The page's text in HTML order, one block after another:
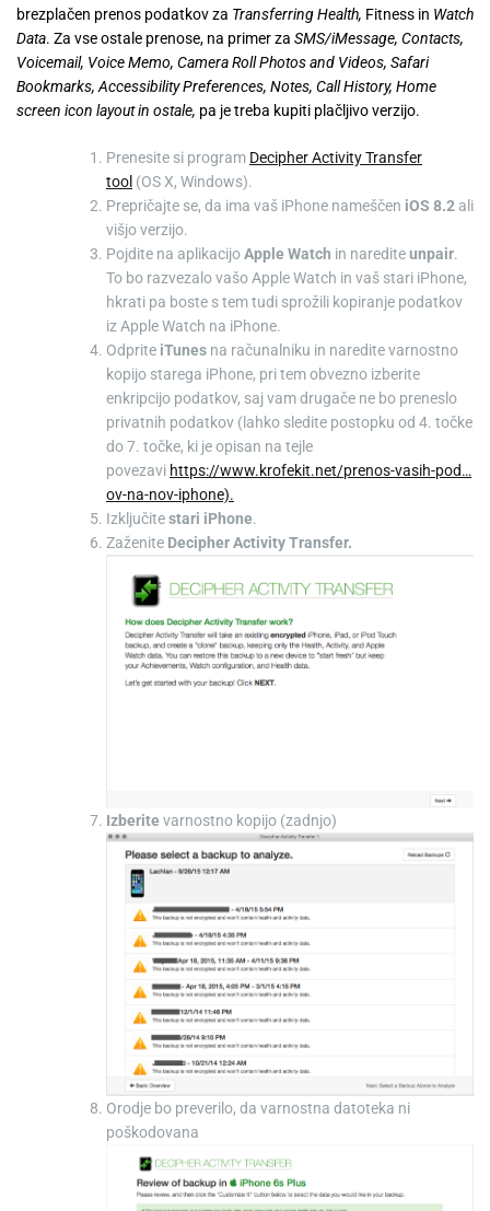
brezplačen prenos podatkov za Transferring Health, Fitness in Watch
Data. Za vse ostale prenose, na primer za SMS/iMessage, Contacts,
Voicemail, Voice Memo, Camera Roll Photos and Videos, Safari
Bookmarks, Accessibility Preferences, Notes, Call History, Home
screen icon layout in ostale, pa je treba kupiti plačljivo verzijo.
Prenesite si program Decipher Activity Transfer
tool (OS X, Windows).
Prepričajte se, da ima vaš iPhone nameščen iOS 8.2 ali
višjo verzijo.
Pojdite na aplikacijoApple Watch in narediteunpair.
To bo razvezalo vašo Apple Watch in vaš stari iPhone,
hkrati pa boste s tem tudi sprožili kopiranje podatkov
iz Apple Watch na iPhone.
Odprite iTunes na računalniku in naredite varnostno
kopijo starega iPhone, pri tem obvezno izberite
enkripcijo podatkov, saj vam drugače ne bo preneslo
privatnih podatkov (lahko sledite postopku od 4. točke
do 7. točke, ki je opisan na tejle
povezavi https://www.krofekit.net/prenos-vasih-pod…
ov-na-nov-iphone).
Izključitestari iPhone.
Zaženite Decipher Activity Transfer.
Izberite varnostno kopijo (zadnjo)
Orodje bo preverilo, da varnostna datoteka ni
poškodovana